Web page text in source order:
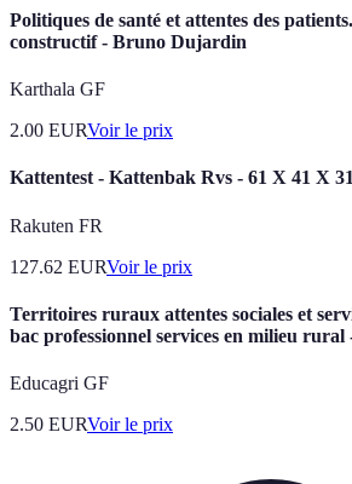
Politiques de santé et attentes des
constructif - Bruno Dujardin
Karthala GF
2.00 EURVoir le prix
Kattentest - Kattenbak Rvs - 61 X 41 X
Rakuten FR
127.62 EURVoir le prix
Territoires ruraux attentes sociales et
bac professionnel services en milieu rural
Educagri GF
2.50 EURVoir le prix